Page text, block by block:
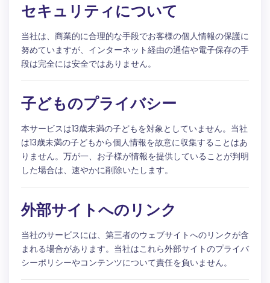
セキュリティについて
当社は、商業的に合理的な手段でお客様の個人情報の保護に
努めていますが、インターネット経由の通信や電子保存の手
段は完全には安全ではありません。
子どものプライバシー
本サービスは13歳未満の子どもを対象としていません。当社
は13歳未満の子どもから個人情報を故意に収集することはあ
りません。万が一、お子様が情報を提供していることが判明
した場合は、速やかに削除いたします。
外部サイトへのリンク
当社のサービスには、第三者のウェブサイトへのリンクが含
まれる場合があります。当社はこれら外部サイトのプライバ
シーポリシーやコンテンツについて責任を負いません。